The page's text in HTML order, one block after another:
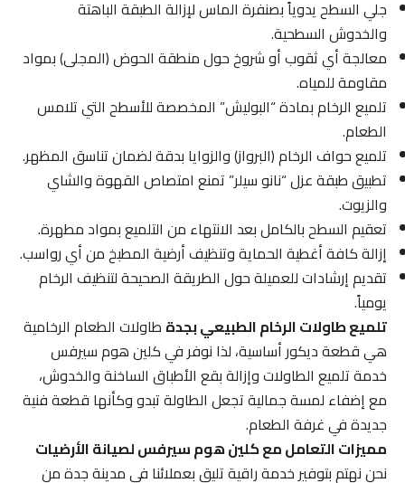
جلي السطح يدوياً بصنفرة الماس لإزالة الطبقة الباهتة
والخدوش السطحية.
معالجة أي ثقوب أو شروخ حول منطقة الحوض (المجلى) بمواد
مقاومة للمياه.
تلميع الرخام بمادة “البوليش” المخصصة للأسطح التي تلامس
الطعام.
تلميع حواف الرخام (البرواز) والزوايا بدقة لضمان تناسق المظهر.
تطبيق طبقة عزل “نانو سيلر” تمنع امتصاص القهوة والشاي
والزيوت.
تعقيم السطح بالكامل بعد الانتهاء من التلميع بمواد مطهرة.
إزالة كافة أغطية الحماية وتنظيف أرضية المطبخ من أي رواسب.
تقديم إرشادات للعميلة حول الطريقة الصحيحة لتنظيف الرخام
يومياً.
تلميع طاولات الرخام الطبيعي بجدةطاولات الطعام الرخامية
هي قطعة ديكور أساسية، لذا نوفر في كلين هوم سيرفس
خدمة تلميع الطاولات وإزالة بقع الأطباق الساخنة والخدوش،
مع إضفاء لمسة جمالية تجعل الطاولة تبدو وكأنها قطعة فنية
جديدة في غرفة الطعام.
مميزات التعامل مع كلين هوم سيرفس لصيانة الأرضيات
نحن نهتم بتوفير خدمة راقية تليق بعملائنا في مدينة جدة من